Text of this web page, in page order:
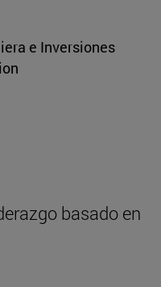
e Inversiones
basado en